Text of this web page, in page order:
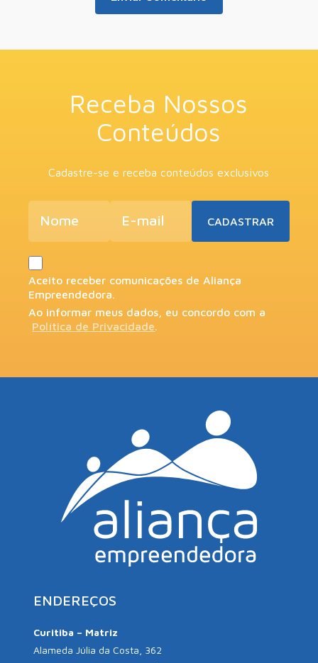
Receba Nossos
Conteúdos
Cadastre-se e receba conteúdos exclusivos
Aceito receber comunicações de Aliança
Empreendedora.
Ao informar meus dados, eu concordo com a
Política de Privacidade.
ENDEREÇOS
Curitiba – Matriz
Alameda Júlia da Costa, 362